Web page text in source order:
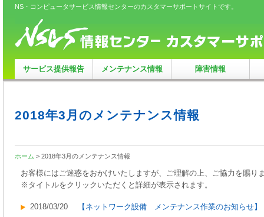
NS・コンピュータサービス情報センターのカスタマーサポートサイトです。
サービス提供報告 メンテナンス情報 障害情報
2018年3月のメンテナンス情報
ホーム > 2018年3月のメンテナンス情報
お客様にはご迷惑をおかけいたしますが、ご理解の上、ご協力を賜り
※タイトルをクリックいただくと詳細が表示されます。
2018/03/20 【ネットワーク設備 メンテナンス作業のお知らせ